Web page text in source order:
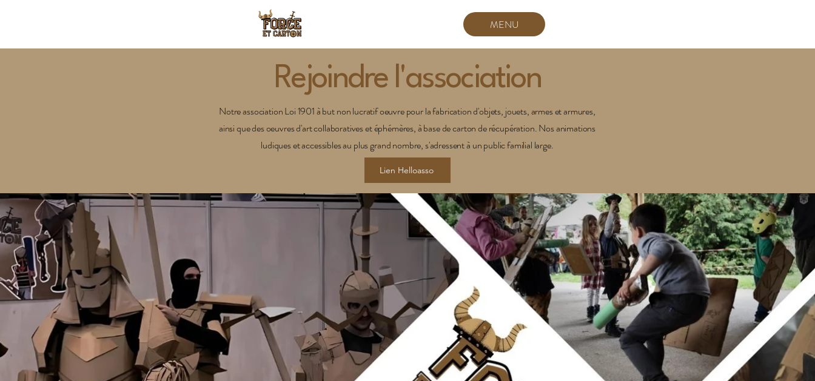
MENU
Rejoindre l'association
Notre association Loi 1901 à but non lucratif oeuvre pour la fabrication d'objets, jouets, armes et armures,
ainsi que des oeuvres d'art collaboratives et éphémères, à base de carton de récupération. Nos animations
ludiques et accessibles au plus grand nombre, s'adressent à un public familial large.
Lien Helloasso